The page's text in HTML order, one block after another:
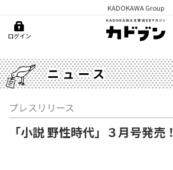
KADOKAWA Group
ログイン
ニュース
プレスリリース
「小説 野性時代」３月号発売！